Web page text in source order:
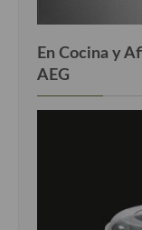
En Cocina y
AEG